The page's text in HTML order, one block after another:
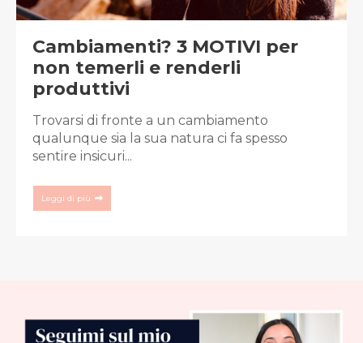
Cambiamenti? 3 MOTIVI per
non temerli e renderli
produttivi
Trovarsi di fronte a un cambiamento
qualunque sia la sua natura ci fa spesso
sentire insicuri...
Leggi di più